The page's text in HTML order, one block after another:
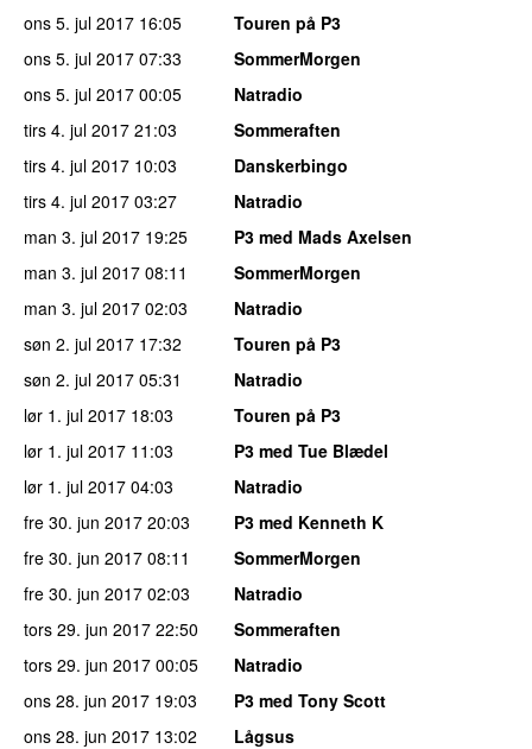
ons 5. jul 2017 16:05
Touren på P3
ons 5. jul 2017 07:33
SommerMorgen
ons 5. jul 2017 00:05
Natradio
tirs 4. jul 2017 21:03
Sommeraften
tirs 4. jul 2017 10:03
Danskerbingo
tirs 4. jul 2017 03:27
Natradio
man 3. jul 2017 19:25
P3 med Mads Axelsen
man 3. jul 2017 08:11
SommerMorgen
man 3. jul 2017 02:03
Natradio
søn 2. jul 2017 17:32
Touren på P3
søn 2. jul 2017 05:31
Natradio
lør 1. jul 2017 18:03
Touren på P3
lør 1. jul 2017 11:03
P3 med Tue Blædel
lør 1. jul 2017 04:03
Natradio
fre 30. jun 2017 20:03
P3 med Kenneth K
fre 30. jun 2017 08:11
SommerMorgen
fre 30. jun 2017 02:03
Natradio
tors 29. jun 2017 22:50
Sommeraften
tors 29. jun 2017 00:05
Natradio
ons 28. jun 2017 19:03
P3 med Tony Scott
ons 28. jun 2017 13:02
Lågsus